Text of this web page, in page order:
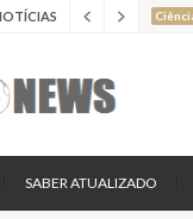
SABER ATUALIZADO